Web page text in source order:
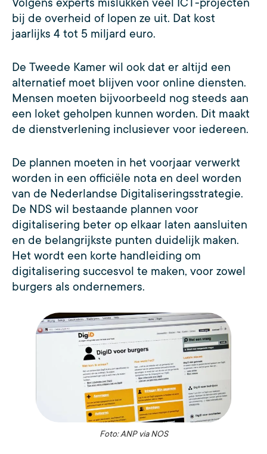
Volgens experts mislukken veel ICT-projecten
bij de overheid of lopen ze uit. Dat kost
jaarlijks 4 tot 5 miljard euro.
De Tweede Kamer wil ook dat er altijd een
alternatief moet blijven voor online diensten.
Mensen moeten bijvoorbeeld nog steeds aan
een loket geholpen kunnen worden. Dit maakt
de dienstverlening inclusiever voor iedereen.
De plannen moeten in het voorjaar verwerkt
worden in een officiële nota en deel worden
van de Nederlandse Digitaliseringsstrategie.
De NDS wil bestaande plannen voor
digitalisering beter op elkaar laten aansluiten
en de belangrijkste punten duidelijk maken.
Het wordt een korte handleiding om
digitalisering succesvol te maken, voor zowel
burgers als ondernemers.
Foto: ANP via NOS